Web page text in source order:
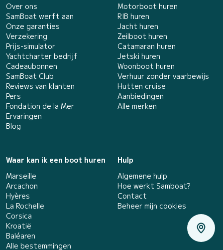
Over ons
SamBoat werft aan
Onze garanties
Verzekering
Prijs-simulator
Yachtcharter bedrijf
Cadeaubonnen
SamBoat Club
Reviews van klanten
Pers
Fondation de la Mer
Ervaringen
Blog
Motorboot huren
RIB huren
Jacht huren
Zeilboot huren
Catamaran huren
Jetski huren
Woonboot huren
Verhuur zonder vaarbewijs
Hutten cruise
Aanbiedingen
Alle merken
Waar kan ik een boot huren
Marseille
Arcachon
Hyères
La Rochelle
Corsica
Kroatië
Baléaren
Alle bestemmingen
Hulp
Algemene hulp
Hoe werkt Samboat?
Contact
Beheer mijn cookies